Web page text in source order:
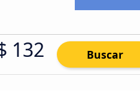
132 Buscar